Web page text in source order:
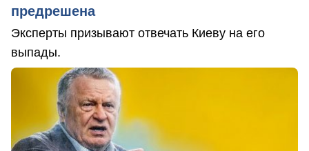
предрешена
Эксперты призывают отвечать Киеву на его
выпады.